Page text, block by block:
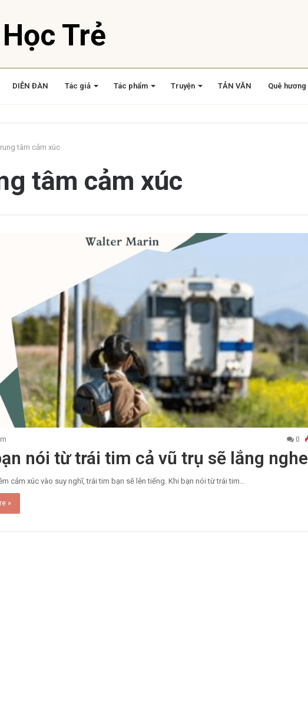
Trẻ
DIỄN ĐÀN Tác giả Tác phẩm Truyện TẢN VĂN Quê hương
tâm cảm xúc
tâm cảm xúc
0
nói từ trái tim cả vũ trụ sẽ lắng nghe
cảm xúc vào suy nghĩ, trái tim bạn sẽ lên tiếng. Khi bạn nói từ trái tim…
»